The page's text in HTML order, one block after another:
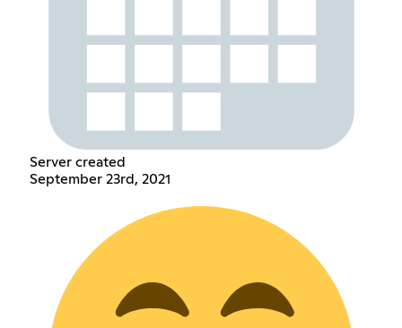
Server created
September 23rd, 2021